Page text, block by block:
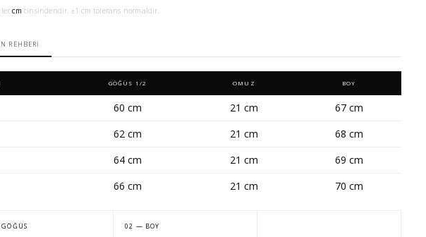
cm cinsindendir. ±1 cm tolerans normaldir.
REHBERI
GÖĞÜS 1/2 OMUZ BOY
60 cm 21 cm 67 cm
62 cm 21 cm 68 cm
64 cm 21 cm 69 cm
66 cm 21 cm 70 cm
02 — BOY